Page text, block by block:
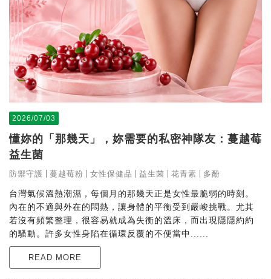
2026/07/03
懂妳的「那幾天」，妳需要的私密神隊友：蔓越莓
益生菌
防禦守護 蔓越莓粉 女性保健品 益生菌 花青素 多酚
台灣氣候溫熱潮濕，每個月的那幾天正是女性最脆弱的時刻。
內在的不適與外在的悶熱，讓身體的平衡受到嚴峻挑戰。尤其
若沒有頻繁整理，很容易就成為失衡的溫床，而出現隱隱約約
的騷動。許多女性身陷在循環反覆的不便當中......
READ MORE